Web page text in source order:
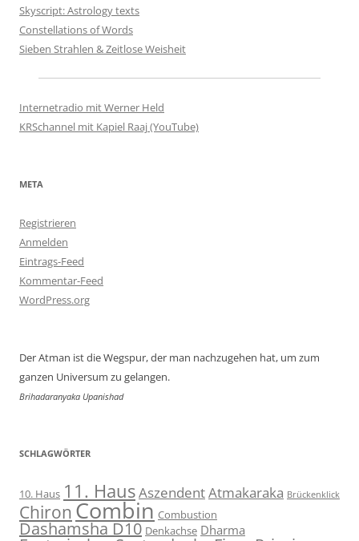
Skyscript: Astrology texts
Constellations of Words
Sieben Strahlen & Zeitlose Weisheit
Internetradio mit Werner Held
KRSchannel mit Kapiel Raaj (YouTube)
META
Registrieren
Anmelden
Eintrags-Feed
Kommentar-Feed
WordPress.org
Der Atman ist die Wegspur, der man nachzugehen hat, um zum
ganzen Universum zu gelangen.
Brihadaranyaka Upanishad
SCHLAGWÖRTER
10. Haus 11. HausAszendentAtmakaraka Brückenklick
ChironCombin Combustion
Dashamsha D10 Denkachse Dharma